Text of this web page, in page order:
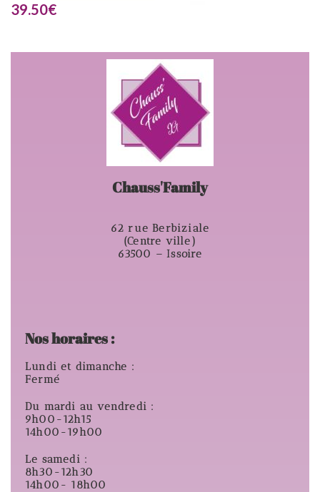
39.50€
Chauss'Family
62 rue Berbiziale
(Centre ville)
63500 – Issoire
Nos horaires :
Lundi et dimanche :
Fermé
Du mardi au vendredi :
9h00-12h15
14h00-19h00
Le samedi :
8h30-12h30
14h00- 18h00